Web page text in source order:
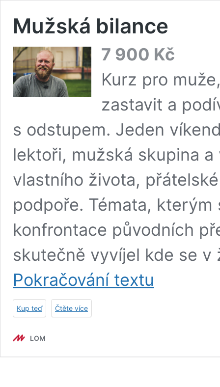
Mužská bilance
7 900 Kč
Kurz pro
zastavit a
s odstupem. Jeden
lektoři, mužská skupina
vlastního života,
podpoře. Témata, kterým
konfrontace původních
skutečně vyvíjel kde se
Pokračování textu
Kup teď Čtěte více
LOM